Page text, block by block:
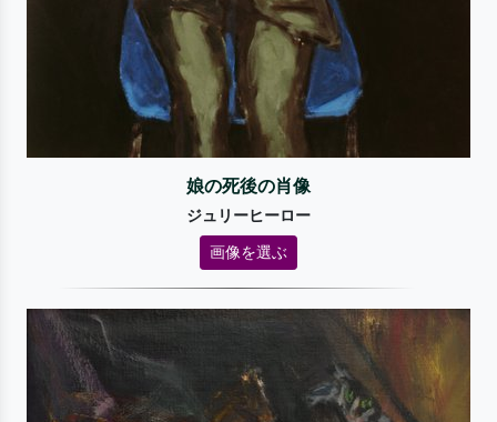
娘の死後の肖像
ジュリーヒーロー
画像を選ぶ